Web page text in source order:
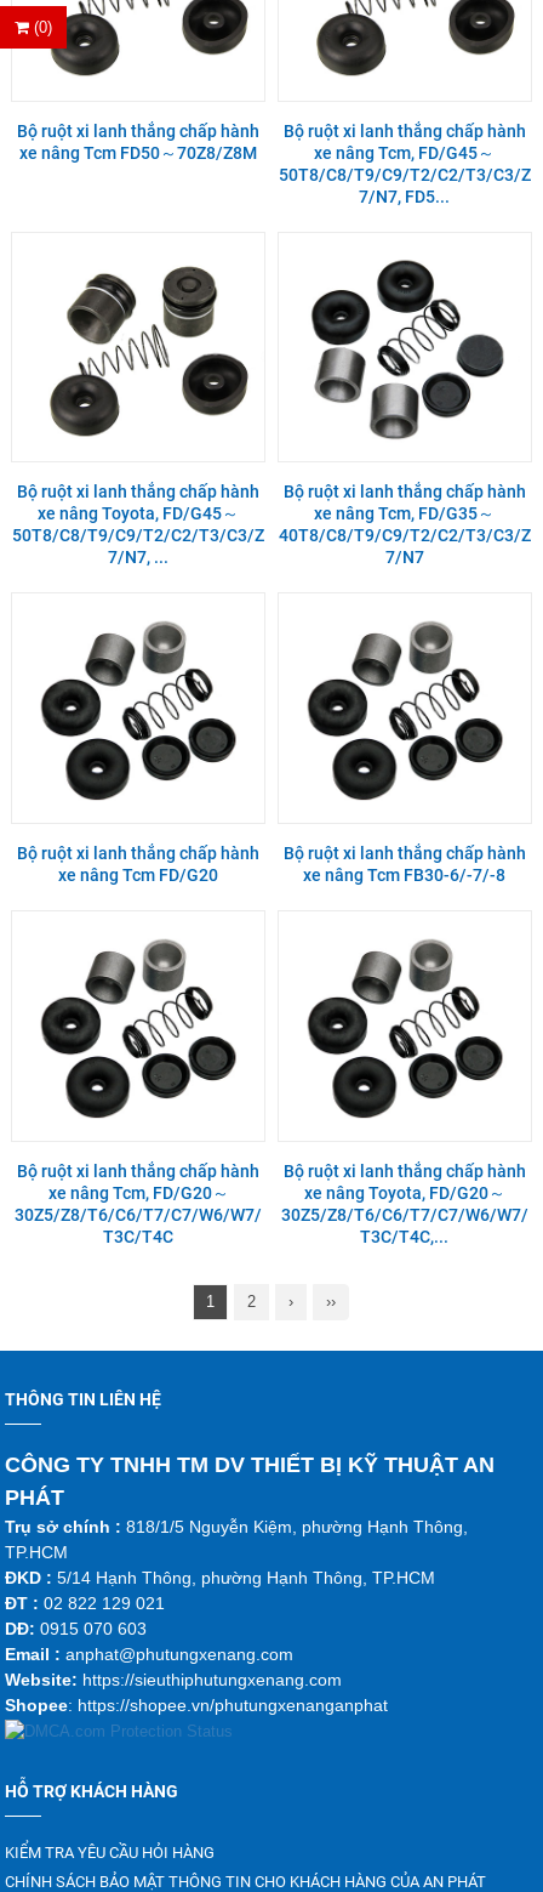
(0)
Bộ ruột xi lanh thắng chấp hành
xe nâng Tcm FD50～70Z8/Z8M
Bộ ruột xi lanh thắng chấp hành
xe nâng Tcm, FD/G45～
50T8/C8/T9/C9/T2/C2/T3/C3/Z
7/N7, FD5...
Bộ ruột xi lanh thắng chấp hành
xe nâng Toyota, FD/G45～
50T8/C8/T9/C9/T2/C2/T3/C3/Z
7/N7, ...
Bộ ruột xi lanh thắng chấp hành
xe nâng Tcm, FD/G35～
40T8/C8/T9/C9/T2/C2/T3/C3/Z
7/N7
Bộ ruột xi lanh thắng chấp hành
xe nâng Tcm FD/G20
Bộ ruột xi lanh thắng chấp hành
xe nâng Tcm FB30-6/-7/-8
Bộ ruột xi lanh thắng chấp hành
xe nâng Tcm, FD/G20～
30Z5/Z8/T6/C6/T7/C7/W6/W7/
T3C/T4C
Bộ ruột xi lanh thắng chấp hành
xe nâng Toyota, FD/G20～
30Z5/Z8/T6/C6/T7/C7/W6/W7/
T3C/T4C,...
1 2 › ››
THÔNG TIN LIÊN HỆ
CÔNG TY TNHH TM DV THIẾT BỊ KỸ THUẬT AN
PHÁT
Trụ sở chính : 818/1/5 Nguyễn Kiệm, phường Hạnh Thông,
TP.HCM
ĐKD :5/14 Hạnh Thông, phường Hạnh Thông, TP.HCM
ĐT : 02 822 129 021
DĐ:0915 070 603
Email :anphat@phutungxenang.com
Website: https://sieuthiphutungxenang.com
Shopee: https://shopee.vn/phutungxenanganphat
HỖ TRỢ KHÁCH HÀNG
KIỂM TRA YÊU CẦU HỎI HÀNG
CHÍNH SÁCH BẢO MẬT THÔNG TIN CHO KHÁCH HÀNG CỦA AN PHÁT